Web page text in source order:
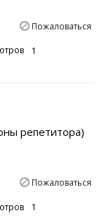
Пожаловаться
1
репетитора)
Пожаловаться
1